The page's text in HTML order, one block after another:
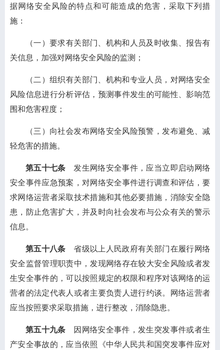
据网络安全风险的特点和可能造成的危害，采取下列措
施：
（一）要求有关部门、机构和人员及时收集、报告有
关信息，加强对网络安全风险的监测；
（二）组织有关部门、机构和专业人员，对网络安全
风险信息进行分析评估，预测事件发生的可能性、影响范
围和危害程度；
（三）向社会发布网络安全风险预警，发布避免、减
轻危害的措施。
第五十七条 发生网络安全事件，应当立即启动网络
安全事件应急预案，对网络安全事件进行调查和评估，要
求网络运营者采取技术措施和其他必要措施，消除安全隐
患，防止危害扩大，并及时向社会发布与公众有关的警示
信息。
第五十八条 省级以上人民政府有关部门在履行网络
安全监督管理职责中，发现网络存在较大安全风险或者发
生安全事件的，可以按照规定的权限和程序对该网络的运
营者的法定代表人或者主要负责人进行约谈。网络运营者
应当按照要求采取措施，进行整改，消除隐患。
第五十九条 因网络安全事件，发生突发事件或者生
产安全事故的，应当依照《中华人民共和国突发事件应对